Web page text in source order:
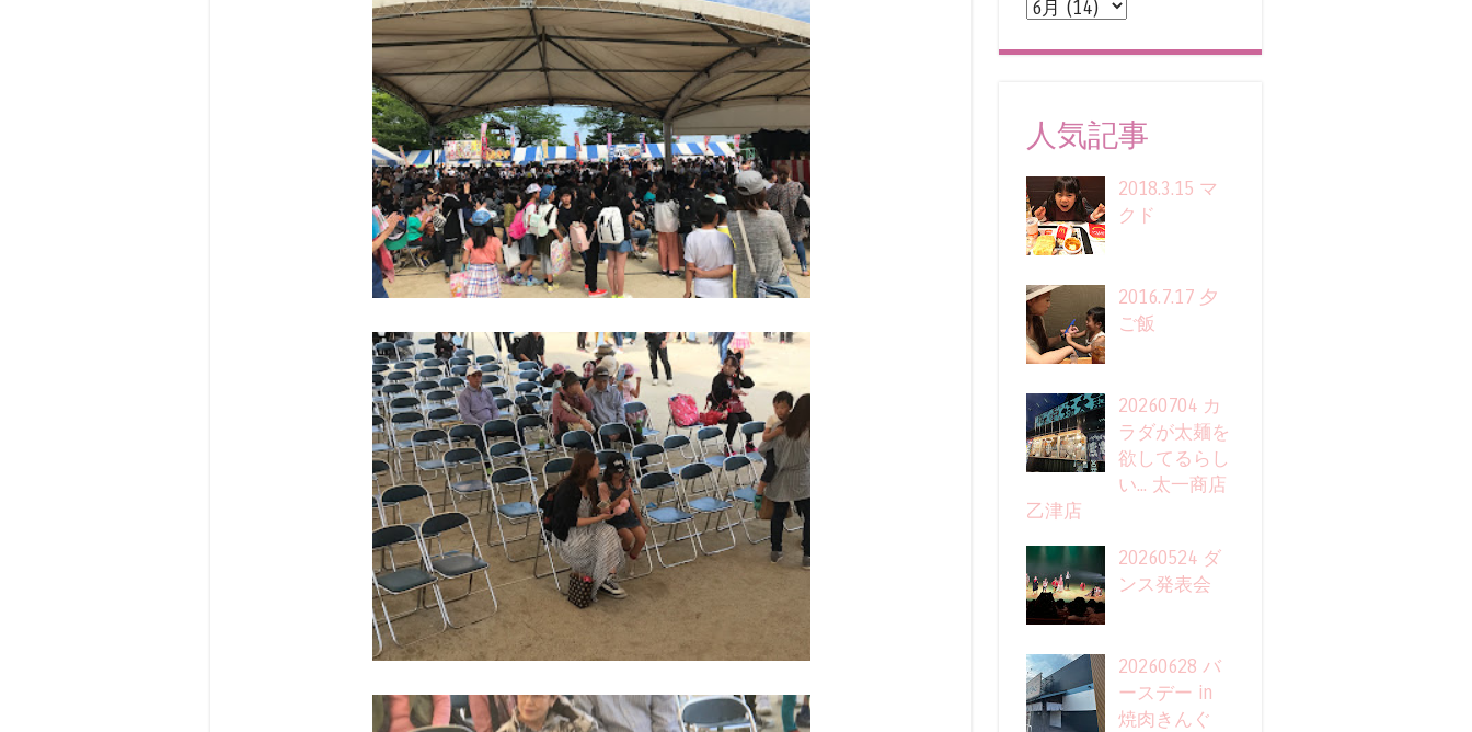
人気記事
2018.3.15 マ
クド
2016.7.17 夕
ご飯
20260704 カ
ラダが太麺を
欲してるらし
い... 太一商店
乙津店
20260524 ダ
ンス発表会
20260628 バ
ースデー in
焼肉きんぐ